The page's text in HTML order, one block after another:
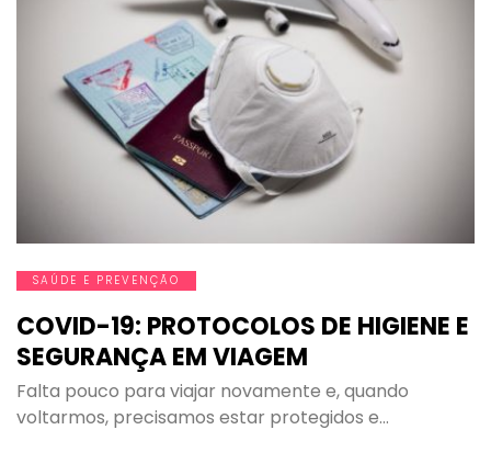
SAÚDE E PREVENÇÃO
COVID-19: PROTOCOLOS DE HIGIENE E
SEGURANÇA EM VIAGEM
Falta pouco para viajar novamente e, quando
voltarmos, precisamos estar protegidos e…